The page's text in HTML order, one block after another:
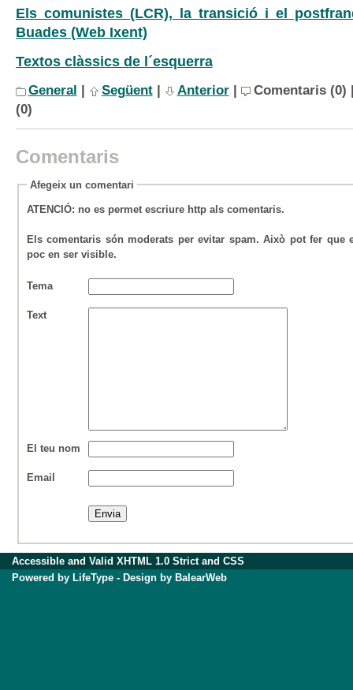
Els comunistes (LCR), la transició i el
Buades (Web Ixent)
Textos clàssics de l´esquerra
General | Següent| Anterior|
Comentaris (0)
(0)
Comentaris
Afegeix un comentari
ATENCIÓ: no es permet escriure httpals comentaris.
Els comentaris són moderats per evitar spam. Això pot fer que
poc en ser visible.
Tema
Text
El teu nom
Email
Accessible and Valid XHTML 1.0 Strictand CSS
Powered by LifeType - Design by BalearWeb